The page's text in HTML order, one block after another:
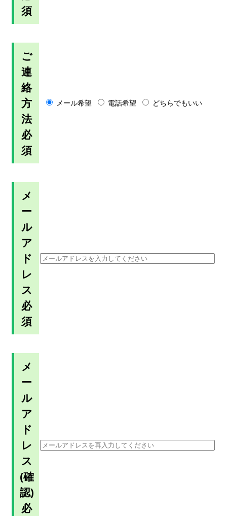
須
ご
連
絡
方
法
必
須
メール希望 電話希望 どちらでもいい
メ
ー
ル
ア
ド
レ
ス
必
須
メ
ー
ル
ア
ド
レ
ス
(確
認)
必